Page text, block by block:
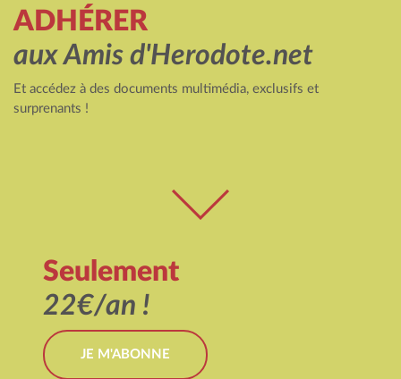
ADHÉRER
aux Amis d'Herodote.net
Et accédez à des documents multimédia, exclusifs et
surprenants !
Seulement
22€/an !
JE M'ABONNE